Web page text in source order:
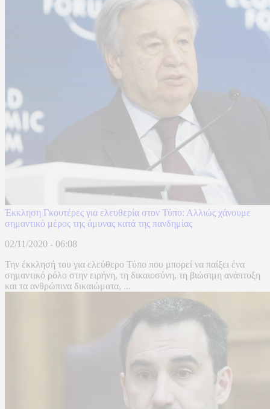
Έκκληση Γκουτέρες για ελευθερία στον Τύπο: Αλλιώς χάνουμε
σημαντικό μέρος της άμυνας κατά της πανδημίας
02/11/2020 - 06:08
Την έκκλησή του για ελεύθερο Τύπο που μπορεί να παίξει ένα
σημαντικό ρόλο στην ειρήνη, τη δικαιοσύνη, τη βιώσιμη ανάπτυξη
και τα ανθρώπινα δικαιώματα, ...